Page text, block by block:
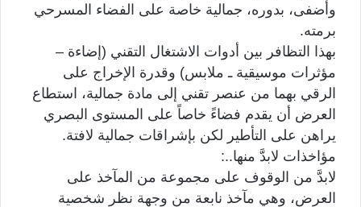
وأضفى، بدوره، جمالية خاصة على الفضاء المسرحي
برمته.
بهذا التظافر بين أدوات الاشتغال التقني (إضاءة –
مؤثرات موسيقية ـ ملابس) وقدرة الإخراج على
الرقي بهما من عنصر تقني إلى مادة جمالية، استطاع
العرض أن يقدم فضاءً خاصاً على المستوى البصري
يراهن على التأطير لكن بإشراقات جمالية لافتة.
مؤاخذات لابدَّ منها..:
لابدَّ من الوقوف على مجموعة من المآخذ على
العرض، وهي مآخذ نابعة من وجهة نظر شخصية